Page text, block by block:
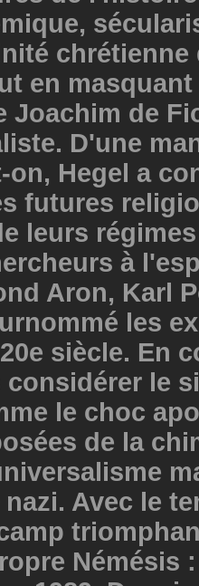
chrétienne
en
Joachim de
D'une
Hegel a
futures
leurs
à
Aron, Karl
les
siècle. En
le
le choc
de la
Avec le
Némésis